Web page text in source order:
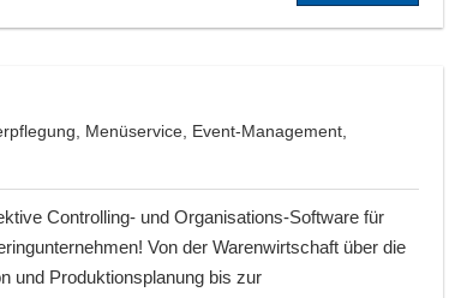
Menüservice, Event-Management,
Controlling- und Organisations-Software für
Von der Warenwirtschaft über die
und Produktionsplanung bis zur